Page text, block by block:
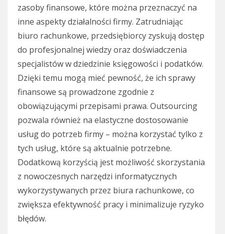
zasoby finansowe, które można przeznaczyć na
inne aspekty działalności firmy. Zatrudniając
biuro rachunkowe, przedsiębiorcy zyskują dostęp
do profesjonalnej wiedzy oraz doświadczenia
specjalistów w dziedzinie księgowości i podatków.
Dzięki temu mogą mieć pewność, że ich sprawy
finansowe są prowadzone zgodnie z
obowiązującymi przepisami prawa. Outsourcing
pozwala również na elastyczne dostosowanie
usług do potrzeb firmy – można korzystać tylko z
tych usług, które są aktualnie potrzebne.
Dodatkową korzyścią jest możliwość skorzystania
z nowoczesnych narzędzi informatycznych
wykorzystywanych przez biura rachunkowe, co
zwiększa efektywność pracy i minimalizuje ryzyko
błędów.